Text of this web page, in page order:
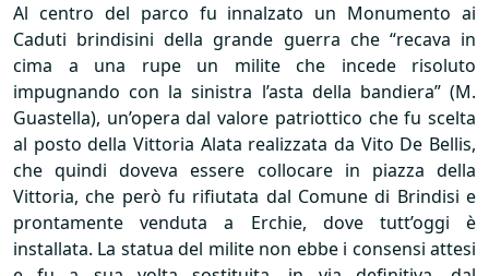
Al centro del parco fu innalzato un Monumento ai
Caduti brindisini della grande guerra che “recava in
cima a una rupe un milite che incede risoluto
impugnando con la sinistra l’asta della bandiera” (M.
Guastella), un’opera dal valore patriottico che fu scelta
al posto della Vittoria Alata realizzata da Vito De Bellis,
che quindi doveva essere collocare in piazza della
Vittoria, che però fu rifiutata dal Comune di Brindisi e
prontamente venduta a Erchie, dove tutt’oggi è
installata. La statua del milite non ebbe i consensi attesi